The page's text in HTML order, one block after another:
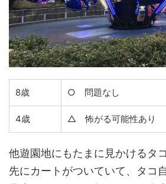
8歳 ○ 問題なし
4歳 △ 怖がる可能性あり
他遊園地にもたまに見かけるタ
先にカートがついていて、タコ